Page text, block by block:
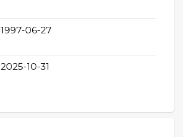
1997-06-27
2025-10-31